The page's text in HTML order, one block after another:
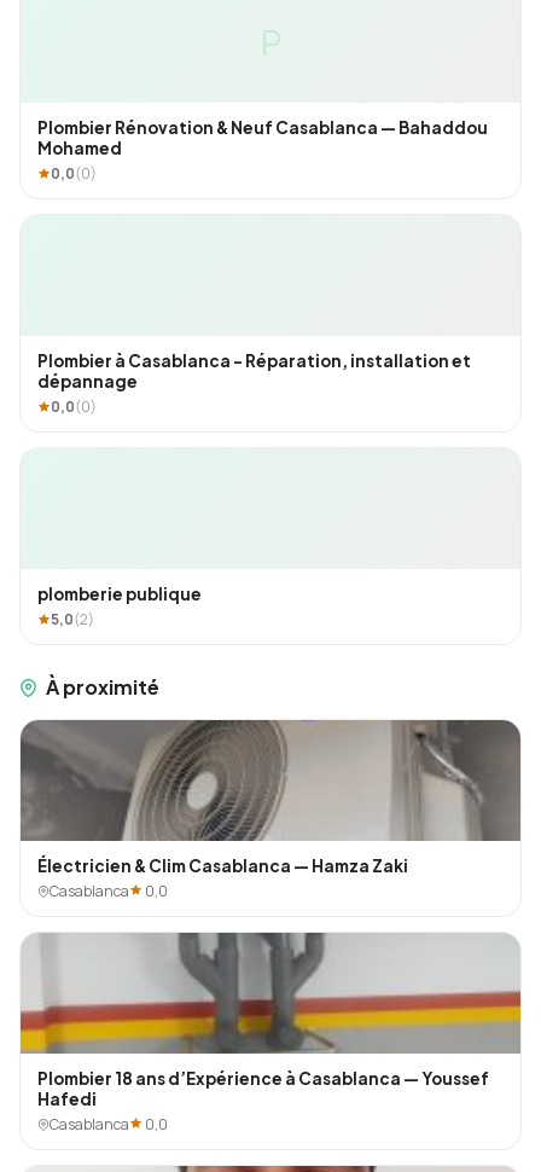
P
Plombier Rénovation & Neuf Casablanca — Bahaddou
Mohamed
0,0(0)
Plombier à Casablanca – Réparation, installation et
dépannage
0,0(0)
plomberie publique
5,0(2)
À proximité
Électricien & Clim Casablanca — Hamza Zaki
Casablanca
0,0
Plombier 18 ans d’Expérience à Casablanca — Youssef
Hafedi
Casablanca
0,0